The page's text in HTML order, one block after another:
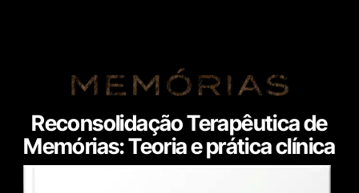
Reconsolidação Terapêutica de
Memórias: Teoria e prática clínica